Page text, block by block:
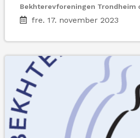
Bekhterevforeningen Trondheim
fre. 17. november 2023